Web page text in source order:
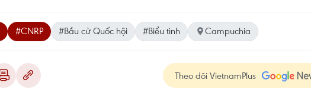
#CNRP #Bầu cử Quốc hội #Biểu tình Campuchia
Theo dõi VietnamPlus